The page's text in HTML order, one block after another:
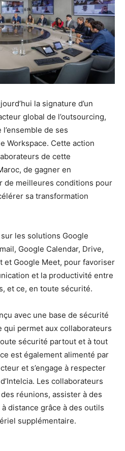
la signature d’un
global de l’outsourcing,
de ses
Workspace. Cette action
de cette
de gagner en
de meilleures conditions pour
sa transformation
les solutions Google
Google Calendar, Drive,
et Google Meet, pour favoriser
et la productivité entre
et ce, en toute sécurité.
avec une base de sécurité
qui permet aux collaborateurs
sécurité partout et à tout
est également alimenté par
et s’engage à respecter
Les collaborateurs
réunions, assister à des
distance grâce à des outils
supplémentaire.